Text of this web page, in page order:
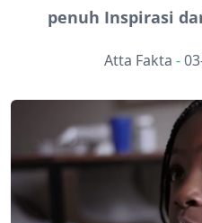
penuh Inspirasi
Atta Fakta -